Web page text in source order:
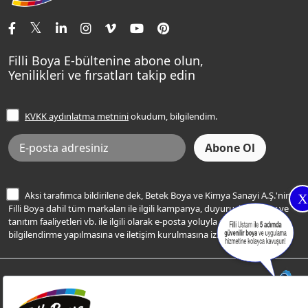
X
Tavan Boyaları
Ev Bakım ve Hobi Boyaları
Yatak Odası Renkleri
Sentomaxx Sentetik Boya
Sentomaxx İpeksi Mat
Momento Life
Şampanya Rengi
Açık Mavi Rengi
Frezya Rengi
İletişim Bilgilerimiz
Renk Danışma
Filli Ustam
Sıkça Sorulan Sorular
Ücretsiz Yalıtım Keşif Hizmeti
Bilgi Toplumu Hizmetleri
İnternet Sitesi Kullanım Koşulları
KVKK Talep Formu
KVKK Aydınlatma Metni
Filli Boya E-bültenine abone olun,
Yenilikleri ve fırsatları takip edin
KVKK aydınlatma metniniokudum, bilgilendim.
Aksi tarafımca bildirilene dek, Betek Boya ve Kimya Sanayi A.Ş.'nin
Filli Boya dahil tüm markaları ile ilgili kampanya, duyuru, hizmetler ve
tanıtım faaliyetleri vb. ile ilgili olarak e-posta yoluyla şahsıma
bilgilendirme yapılmasına ve iletişim kurulmasına izin veriyorum.